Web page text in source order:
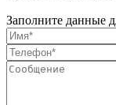
Заполните данные